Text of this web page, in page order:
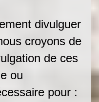
divulguer
croyons de
de ces
ou
pour :